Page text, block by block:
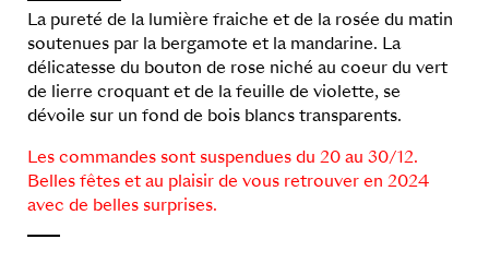
La pureté de la lumière fraiche et de la rosée du matin
soutenues par la bergamote et la mandarine. La
délicatesse du bouton de rose niché au coeur du vert
de lierre croquant et de la feuille de violette, se
dévoile sur un fond de bois blancs transparents.
Les commandes sont suspendues du 20 au 30/12.
Belles fêtes et au plaisir de vous retrouver en 2024
avec de belles surprises.